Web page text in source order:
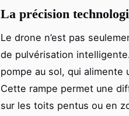
La précision
Le drone n’est pas
de pulvérisation
pompe au sol, qui alimente
Cette rampe permet une
sur les toits pentus ou en